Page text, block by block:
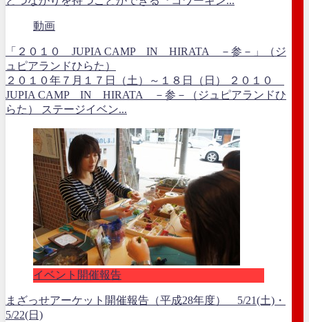
動画
「２０１０ JUPIA CAMP IN HIRATA －参－」（ジ
ュピアランドひらた）
２０１０年７月１７日（土）～１８日（日） ２０１０
JUPIA CAMP IN HIRATA －参－（ジュピアランドひ
らた） ステージイベン...
イベント開催報告
まざっせアーケット開催報告（平成28年度） 5/21(土)・
5/22(日)